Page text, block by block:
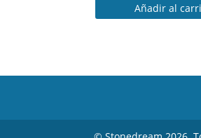
Añadir al